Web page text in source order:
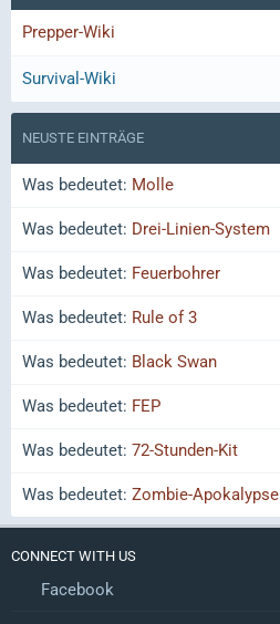
Prepper-Wiki
Survival-Wiki
NEUSTE EINTRÄGE
Was bedeutet: Molle
Was bedeutet: Drei-Linien-System
Was bedeutet: Feuerbohrer
Was bedeutet: Rule of 3
Was bedeutet: Black Swan
Was bedeutet: FEP
Was bedeutet: 72-Stunden-Kit
Was bedeutet: Zombie-Apokalypse
CONNECT WITH US
Facebook